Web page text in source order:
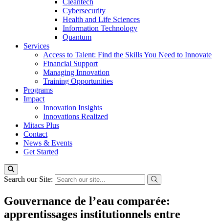
Cleantech
Cybersecurity
Health and Life Sciences
Information Technology
Quantum
Services
Access to Talent: Find the Skills You Need to Innovate
Financial Support
Managing Innovation
Training Opportunities
Programs
Impact
Innovation Insights
Innovations Realized
Mitacs Plus
Contact
News & Events
Get Started
Search our Site:
Gouvernance de l’eau comparée:
apprentissages institutionnels entre